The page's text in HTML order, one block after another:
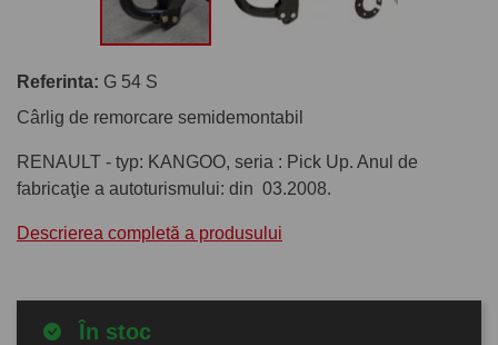
Referinta: G 54 S
Cârlig de remorcare semidemontabil
RENAULT - typ: KANGOO, seria : Pick Up. Anul de
fabricaţie a autoturismului: din 03.2008.
Descrierea completă a produsului
În stoc